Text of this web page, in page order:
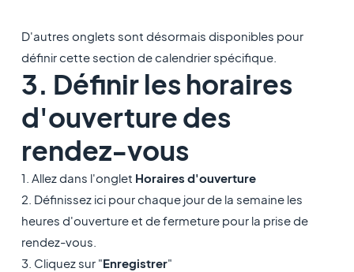
D'autres onglets sont désormais disponibles pour
définir cette section de calendrier spécifique.
3. Définir les horaires
d'ouverture des
rendez-vous
1. Allez dans l'onglet Horaires d'ouverture
2. Définissez ici pour chaque jour de la semaine les
heures d'ouverture et de fermeture pour la prise de
rendez-vous.
3. Cliquez sur "Enregistrer"